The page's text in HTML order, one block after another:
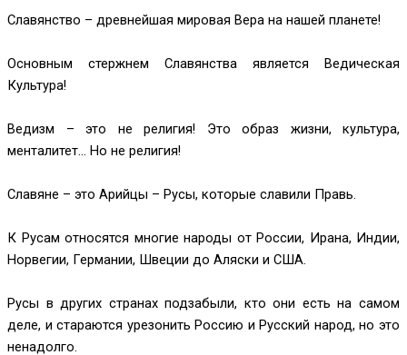
Славянство – древнейшая мировая Вера на нашей планете!
Основным стержнем Славянства является Ведическая
Культура!
Ведизм – это не религия! Это образ жизни, культура,
менталитет... Но не религия!
Славяне – это Арийцы – Русы, которые славили Правь.
К Русам относятся многие народы от России, Ирана, Индии,
Норвегии, Германии, Швеции до Аляски и США.
Русы в других странах подзабыли, кто они есть на самом
деле, и стараются урезонить Россию и Русский народ, но это
ненадолго.